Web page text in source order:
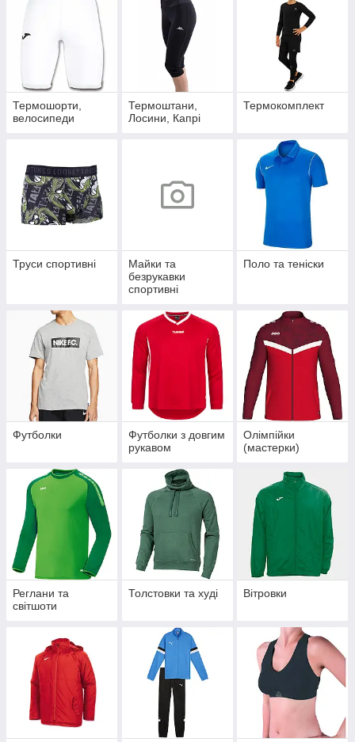
Термошорти,
велосипеди
Термоштани,
Лосини, Капрі
Термокомплект
Труси спортивні
Майки та
безрукавки
спортивні
Поло та теніски
Футболки
Футболки з довгим
рукавом
Олімпійки
(мастерки)
Реглани та
світшоти
Толстовки та худі Вітровки